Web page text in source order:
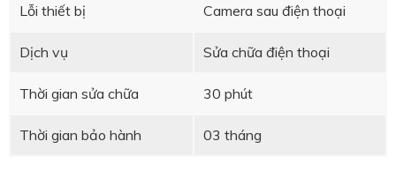
Lỗi thiết bị Camera sau điện thoại
Dịch vụ Sửa chữa điện thoại
Thời gian sửa chữa 30 phút
Thời gian bảo hành 03 tháng